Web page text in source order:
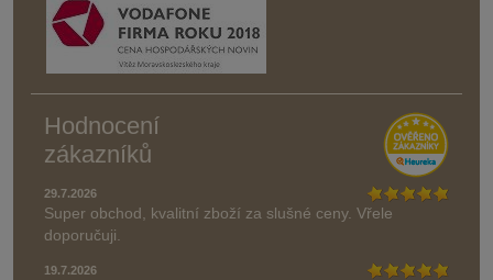
Hodnocení
zákazníků
29.7.2026
Super obchod, kvalitní zboží za slušné ceny. Vřele
doporučuji.
19.7.2026